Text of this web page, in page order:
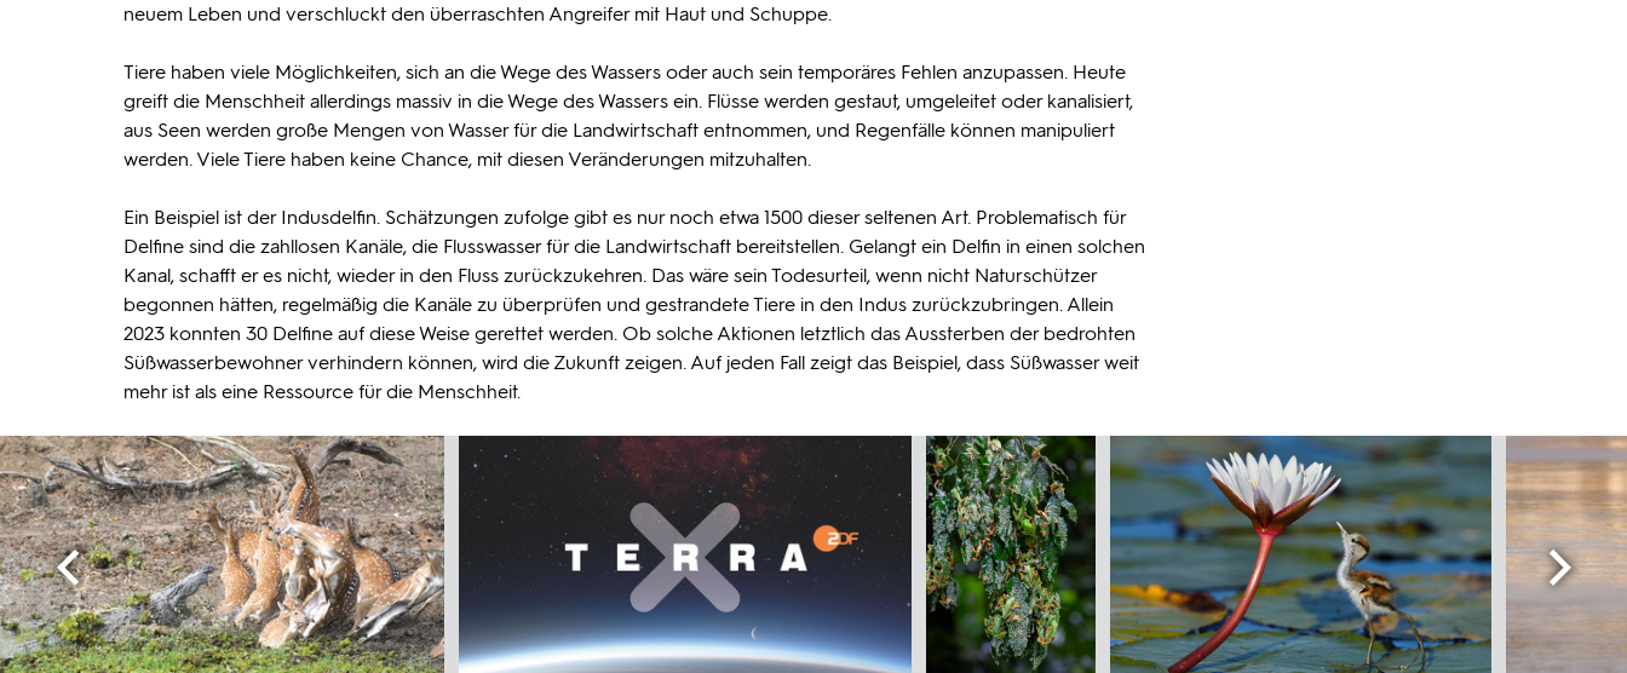
neuem Leben und verschluckt den überraschten Angreifer mit Haut und Schuppe.
Tiere haben viele Möglichkeiten, sich an die Wege des Wassers oder auch sein temporäres Fehlen anzupassen. Heute
greift die Menschheit allerdings massiv in die Wege des Wassers ein. Flüsse werden gestaut, umgeleitet oder kanalisiert,
aus Seen werden große Mengen von Wasser für die Landwirtschaft entnommen, und Regenfälle können manipuliert
werden. Viele Tiere haben keine Chance, mit diesen Veränderungen mitzuhalten.
Ein Beispiel ist der Indusdelfin. Schätzungen zufolge gibt es nur noch etwa 1500 dieser seltenen Art. Problematisch für
Delfine sind die zahllosen Kanäle, die Flusswasser für die Landwirtschaft bereitstellen. Gelangt ein Delfin in einen solchen
Kanal, schafft er es nicht, wieder in den Fluss zurückzukehren. Das wäre sein Todesurteil, wenn nicht Naturschützer
begonnen hätten, regelmäßig die Kanäle zu überprüfen und gestrandete Tiere in den Indus zurückzubringen. Allein
2023 konnten 30 Delfine auf diese Weise gerettet werden. Ob solche Aktionen letztlich das Aussterben der bedrohten
Süßwasserbewohner verhindern können, wird die Zukunft zeigen. Auf jeden Fall zeigt das Beispiel, dass Süßwasser weit
mehr ist als eine Ressource für die Menschheit.